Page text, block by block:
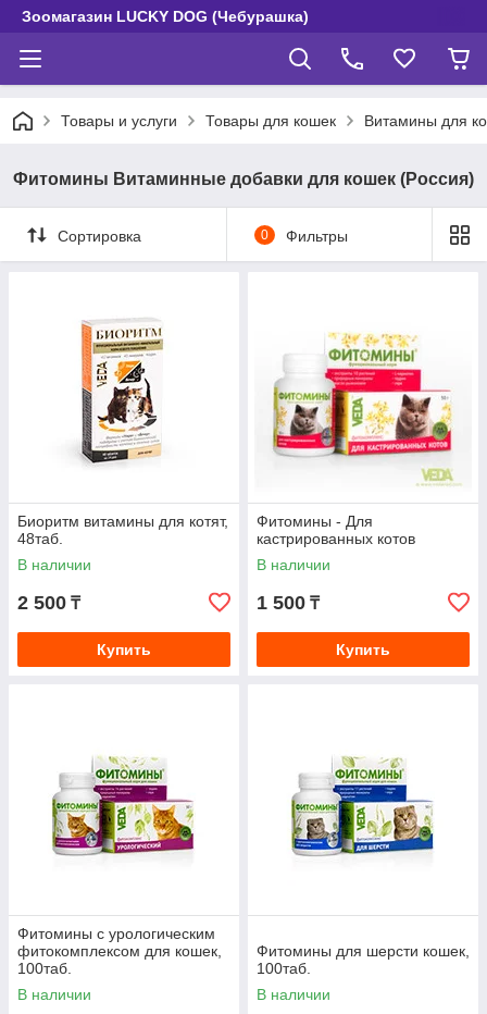
Зоомагазин LUCKY DOG (Чебурашка)
Товары и услуги Товары для кошек Витамины для
Фитомины Витаминные добавки для кошек (Россия)
Сортировка 0 Фильтры
Биоритм витамины для котят,
48таб.
В наличии
2 500 ₸
Купить
Фитомины - Для
кастрированных котов
В наличии
1 500 ₸
Купить
Фитомины с урологическим
фитокомплексом для кошек,
100таб.
В наличии
Фитомины для шерсти кошек,
100таб.
В наличии